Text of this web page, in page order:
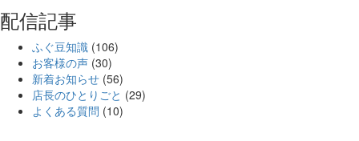
配信記事
ふぐ豆知識 (106)
お客様の声 (30)
新着お知らせ (56)
店長のひとりごと (29)
よくある質問 (10)